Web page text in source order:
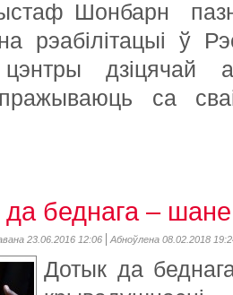
Шонбарн
рэабілітацыі ў
дзіцячай
пражываюць са
беднага –
23.06.2016 12:06 Абноўлена 08.02.2018
Дотык да